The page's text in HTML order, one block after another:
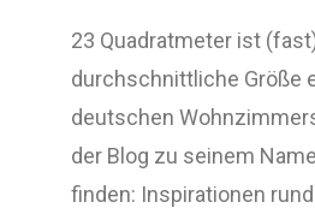
23 Quadratmeter ist
durchschnittliche Größe
deutschen
der Blog zu seinem
finden: Inspirationen